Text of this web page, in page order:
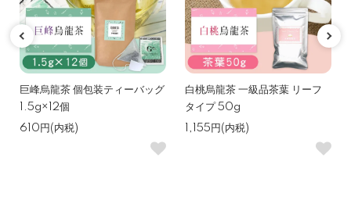
巨峰烏龍茶 個包装ティーバッグ
1.5g×12個
610円(内税)
白桃烏龍茶 一級品茶葉 リーフ
タイプ 50g
1,155円(内税)